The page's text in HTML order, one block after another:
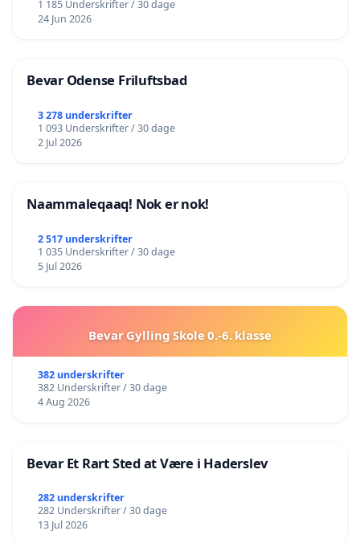
1 185 Underskrifter / 30 dage
24 Jun 2026
Bevar Odense Friluftsbad
3 278 underskrifter
1 093 Underskrifter / 30 dage
2 Jul 2026
Naammaleqaaq! Nok er nok!
2 517 underskrifter
1 035 Underskrifter / 30 dage
5 Jul 2026
Bevar Gylling Skole 0.-6. klasse
382 underskrifter
382 Underskrifter / 30 dage
4 Aug 2026
Bevar Et Rart Sted at Være i Haderslev
282 underskrifter
282 Underskrifter / 30 dage
13 Jul 2026